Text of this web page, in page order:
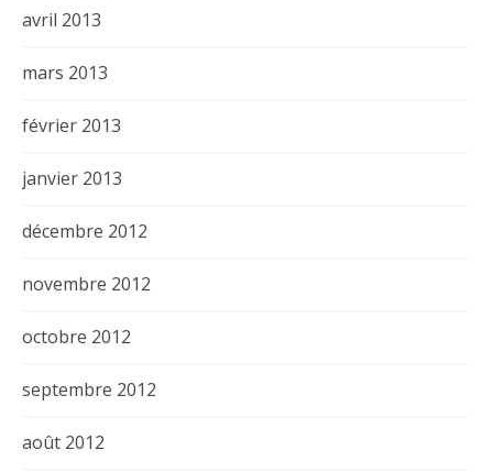
avril 2013
mars 2013
février 2013
janvier 2013
décembre 2012
novembre 2012
octobre 2012
septembre 2012
août 2012